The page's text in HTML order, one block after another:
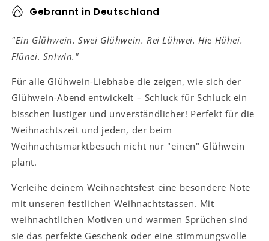
Gebrannt in Deutschland
"Ein Glühwein. Swei Glühwein. Rei Lühwei. Hie Hühei.
Flünei. Snlwln."
Für alle Glühwein-Liebhabe die zeigen, wie sich der
Glühwein-Abend entwickelt – Schluck für Schluck ein
bisschen lustiger und unverständlicher! Perfekt für die
Weihnachtszeit und jeden, der beim
Weihnachtsmarktbesuch nicht nur "einen" Glühwein
plant.
Verleihe deinem Weihnachtsfest eine besondere Note
mit unseren festlichen Weihnachtstassen. Mit
weihnachtlichen Motiven und warmen Sprüchen sind
sie das perfekte Geschenk oder eine stimmungsvolle